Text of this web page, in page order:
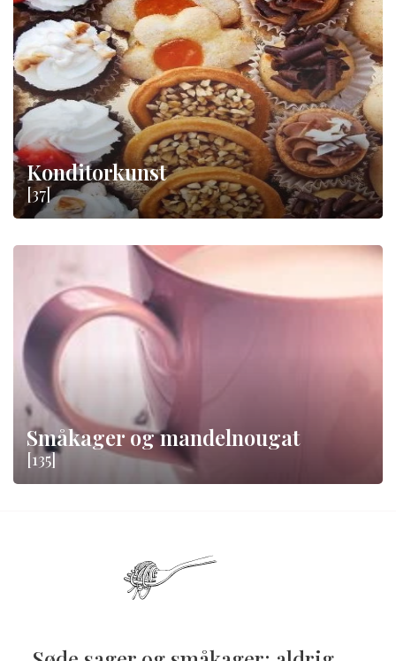
Konditorkunst
[37]
Småkager og mandelnougat
[135]